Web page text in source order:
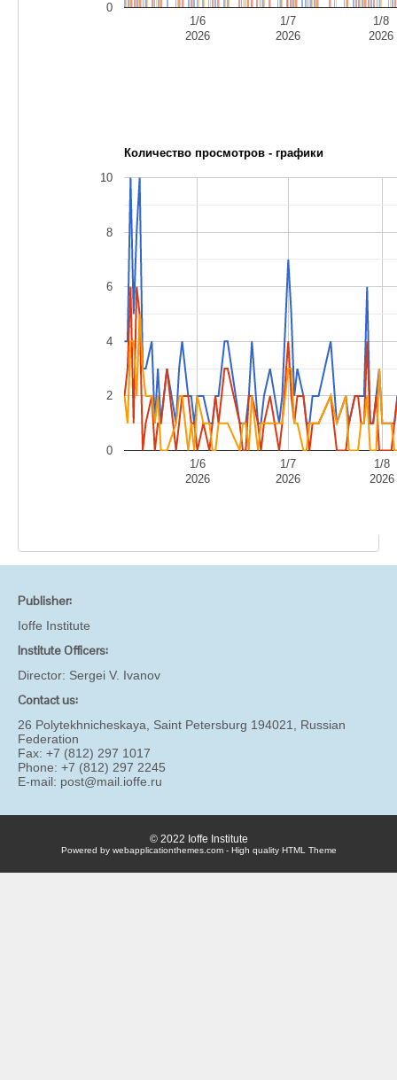
1/6
2026
1/7
2026
1/8
2026
0
Количество просмотров - графики
1/6
2026
1/7
2026
1/8
2026
0
2
4
6
8
10
Publisher:
Ioffe Institute
Institute Officers:
Director: Sergei V. Ivanov
Contact us:
26 Polytekhnicheskaya, Saint Petersburg 194021, Russian
Federation
Fax: +7 (812) 297 1017
Phone: +7 (812) 297 2245
E-mail: post@mail.ioffe.ru
© 2022 Ioffe Institute
Powered by webapplicationthemes.com - High quality HTML Theme